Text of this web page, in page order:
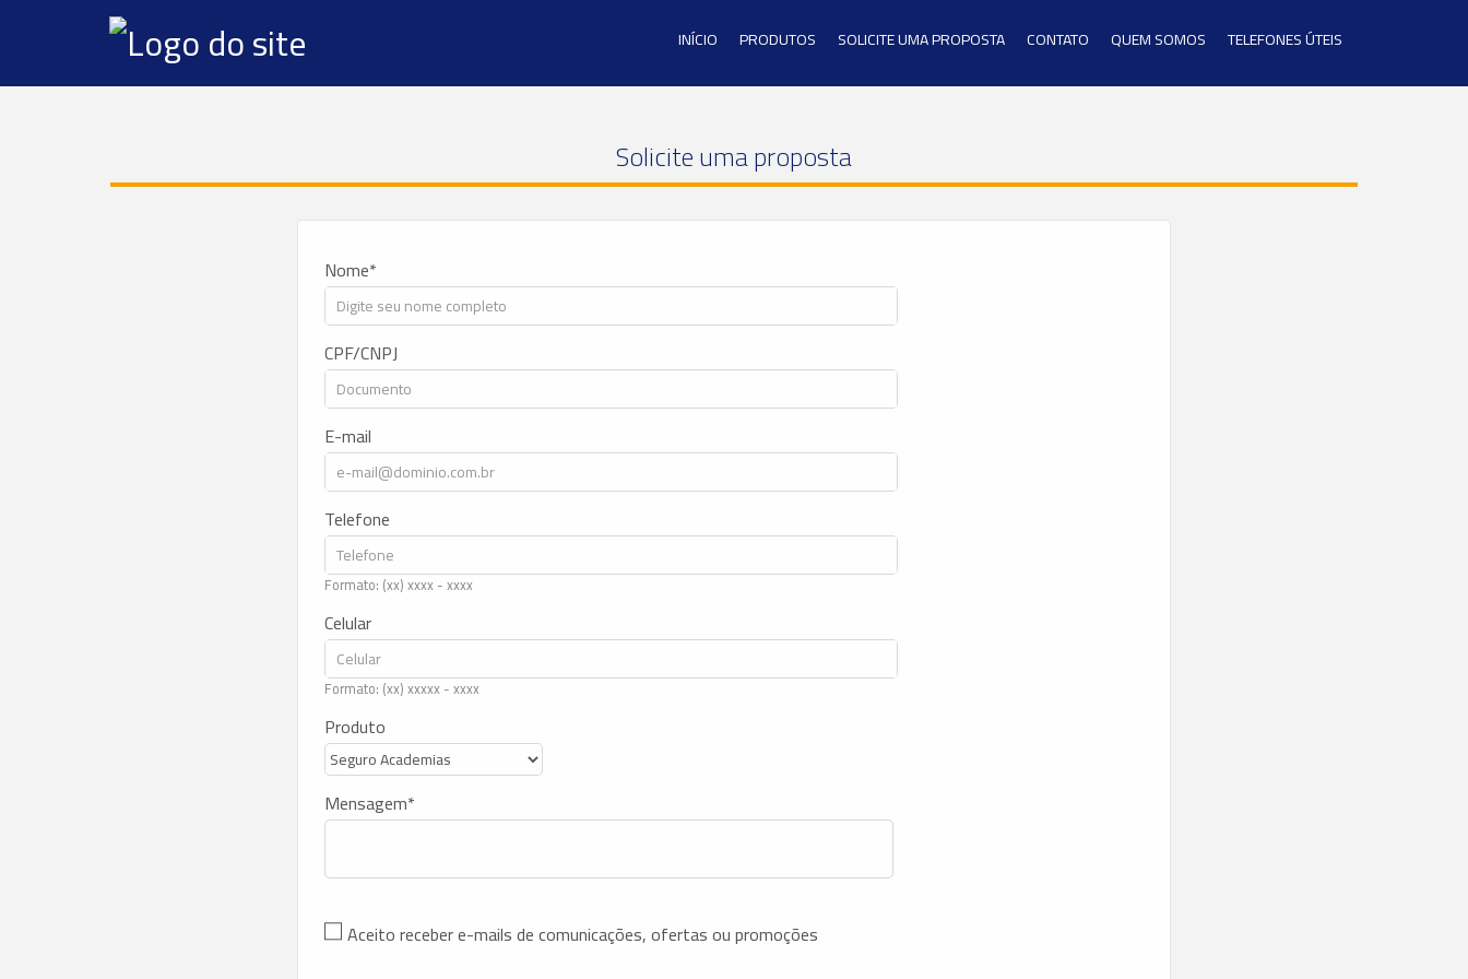
INÍCIO PRODUTOS SOLICITE UMA PROPOSTA CONTATO QUEM SOMOS TELEFONES ÚTEIS
Solicite uma proposta
Nome
CPF/CNPJ
E-mail
Telefone
Formato: (xx) xxxx - xxxx
Celular
Formato: (xx) xxxxx - xxxx
Produto
Mensagem
Aceito receber e-mails de comunicações, ofertas ou promoções